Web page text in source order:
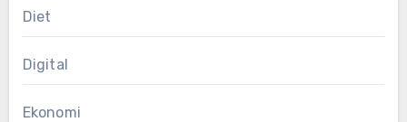
Diet
Digital
Ekonomi